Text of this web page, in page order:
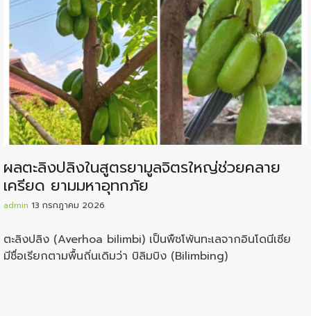
ผลตะลิงปลิงในสูตรยามูลจิตรใหญ่ช่วยคลาย
เครียด ยามมหาอุทกภัย
admin 13 กรกฎาคม 2026
ตะลิงปลิง (Averhoa bilimbi) เป็นพืชโพ้นทะเลจากอินโดนีเซีย
มีชื่อเรียกตามพื้นถิ่นเดิมว่า บิลิมบิง (Bilimbing)